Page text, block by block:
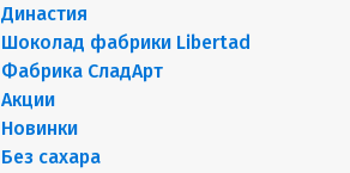
Династия
Шоколад фабрики Libertad
Фабрика СладАрт
Акции
Новинки
Без сахара